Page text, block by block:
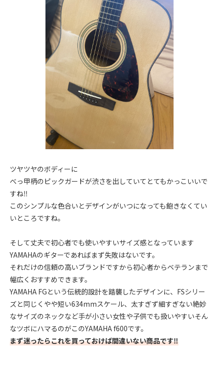
ツヤツヤのボディーに
べっ甲柄のピックガードが渋さを出していてとてもかっこいいで
すね‼︎
このシンプルな色合いとデザインがいつになっても飽きなくてい
いところですね。
そして丈夫で初心者でも使いやすいサイズ感となっています
YAMAHAのギターであればまず失敗はないです。
それだけの信頼の高いブランドですから初心者からベテランまで
幅広くおすすめできます。
YAMAHA FGという伝統的設計を踏襲したデザインに、FSシリー
ズと同じくやや短い634mmスケール、太すぎず細すぎない絶妙
なサイズのネックなど手が小さい女性や子供でも扱いやすいそん
なツボにハマるのがこのYAMAHA f600です。
まず迷ったらこれを買っておけば間違いない商品です‼︎